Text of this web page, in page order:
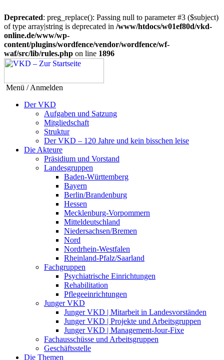
Deprecated: preg_replace(): Passing null to parameter #3 ($subject)
of type array|string is deprecated in /www/htdocs/w01ef80d/vkd-
online.de/www/wp-
content/plugins/wordfence/vendor/wordfence/wf-
waf/src/lib/rules.php on line 1896
Menü / Anmelden
Der VKD
Aufgaben und Satzung
Mitgliedschaft
Struktur
Der VKD – 120 Jahre und kein bisschen leise
Die Akteure
Präsidium und Vorstand
Landesgruppen
Baden-Württemberg
Bayern
Berlin/Brandenburg
Hessen
Mecklenburg-Vorpommern
Mitteldeutschland
Niedersachsen/Bremen
Nord
Nordrhein-Westfalen
Rheinland-Pfalz/Saarland
Fachgruppen
Psychiatrische Einrichtungen
Rehabilitation
Pflegeeinrichtungen
Junger VKD
Junger VKD | Mitarbeit in Landesvorständen
Junger VKD | Projekte und Arbeitsgruppen
Junger VKD | Management-Jour-Fixe
Fachausschüsse und Arbeitsgruppen
Geschäftsstelle
Die Themen